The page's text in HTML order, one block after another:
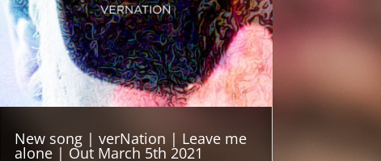
New song | verNation | Leave me
alone | Out March 5th 2021